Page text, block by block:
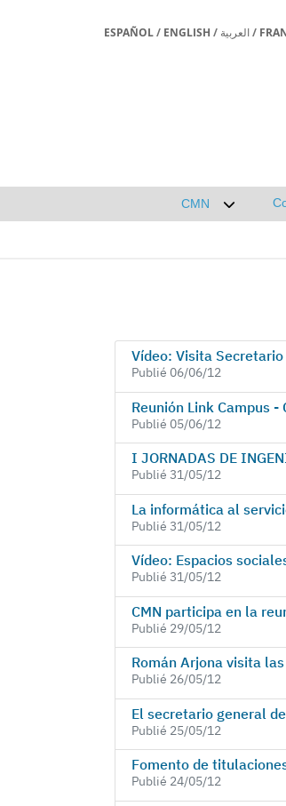
ESPAÑOL/ ENGLISH / العربية/
CMN
Vídeo: Visita
Publié 06/06/12
Reunión Link Campus
Publié 05/06/12
I JORNADAS DE
Publié 31/05/12
La informática al
Publié 31/05/12
Vídeo: Espacios
Publié 31/05/12
CMN participa en la
Publié 29/05/12
Román Arjona visita
Publié 26/05/12
El secretario general
Publié 25/05/12
Fomento de
Publié 24/05/12